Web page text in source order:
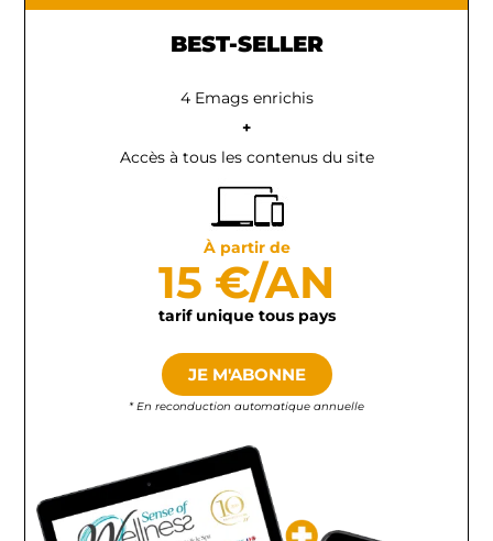
BEST-SELLER
4 Emags enrichis
+
Accès à tous les contenus du site
À partir de
15 €/AN
tarif unique tous pays
JE M'ABONNE
* En reconduction automatique annuelle